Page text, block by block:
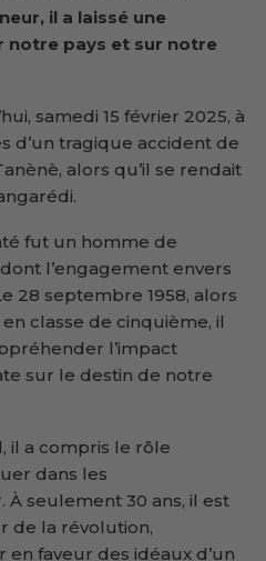
il a laissé une
notre pays et sur notre
samedi 15 février 2025, à
d’un tragique accident de
alors qu’il se rendait
fut un homme de
l’engagement envers
28 septembre 1958, alors
en classe de cinquième, il
l’impact
sur le destin de notre
il a compris le rôle
dans les
seulement 30 ans, il est
de la révolution,
en faveur des idéaux d’un